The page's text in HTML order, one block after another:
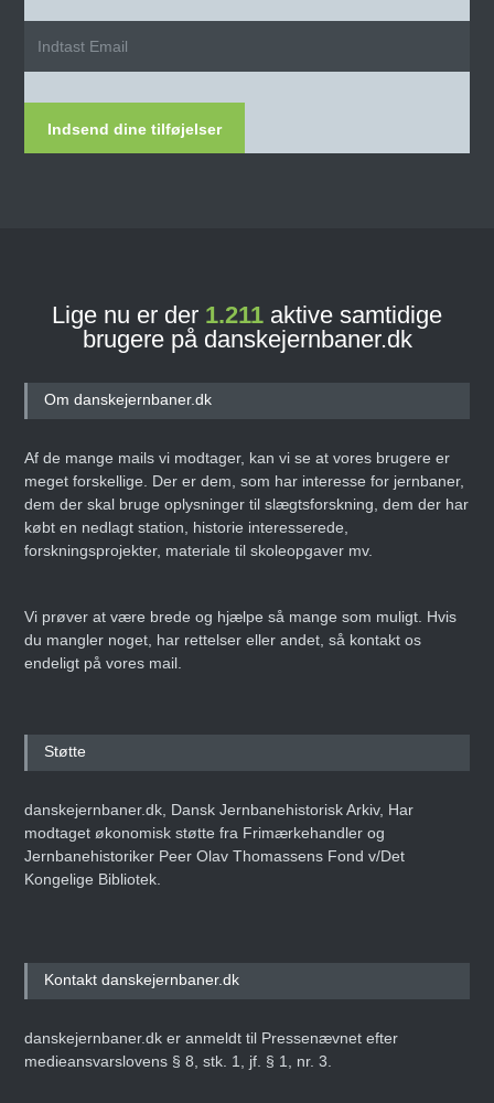
Indsend dine tilføjelser
Lige nu er der 1.211 aktive samtidige
brugere på danskejernbaner.dk
Om danskejernbaner.dk
Af de mange mails vi modtager, kan vi se at vores brugere er
meget forskellige. Der er dem, som har interesse for jernbaner,
dem der skal bruge oplysninger til slægtsforskning, dem der har
købt en nedlagt station, historie interesserede,
forskningsprojekter, materiale til skoleopgaver mv.
Vi prøver at være brede og hjælpe så mange som muligt. Hvis
du mangler noget, har rettelser eller andet, så kontakt os
endeligt på vores mail.
Støtte
danskejernbaner.dk, Dansk Jernbanehistorisk Arkiv, Har
modtaget økonomisk støtte fra Frimærkehandler og
Jernbanehistoriker Peer Olav Thomassens Fond v/Det
Kongelige Bibliotek.
Kontakt danskejernbaner.dk
danskejernbaner.dk er anmeldt til Pressenævnet efter
medieansvarslovens § 8, stk. 1, jf. § 1, nr. 3.